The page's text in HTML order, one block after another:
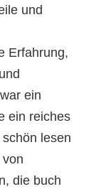
und
Erfahrung,
ein
ein reiches
lesen
die buch